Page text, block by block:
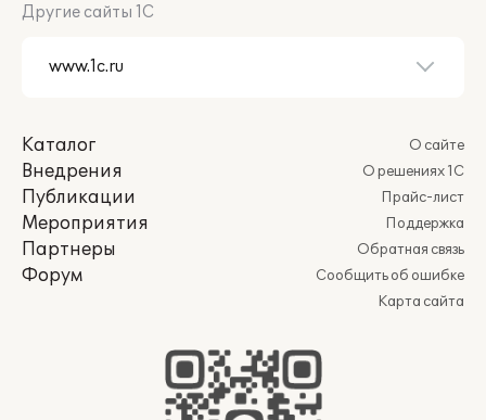
Другие сайты 1С
Каталог
Внедрения
Публикации
Мероприятия
Партнеры
Форум
О сайте
О решениях 1С
Прайс-лист
Поддержка
Обратная связь
Сообщить об ошибке
Карта сайта